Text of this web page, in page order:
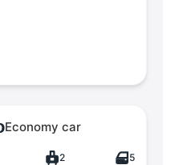
Economy car
2 5